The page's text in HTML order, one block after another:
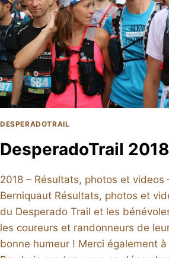
DESPERADOTRAIL
DesperadoTrail 2018
2018 – Résultats, photos et videos
Berniquaut Résultats, photos et
du Desperado Trail et les
les coureurs et randonneurs de
bonne humeur ! Merci également